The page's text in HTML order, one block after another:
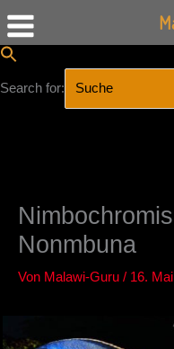
Search for:
Nonmbuna
Von Malawi-Guru / 16.